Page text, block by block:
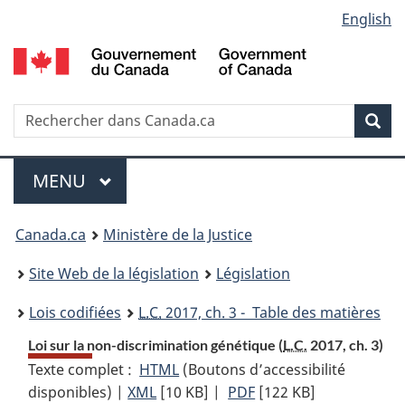
au
contenu
propos
de
la
HTML
simplifiée
selection
English
Recherche
Menu
MENU PRINCIPAL
You
are
here:
Canada.ca
Ministère de la Justice
Site Web de la législation
Législation
Lois codifiées
L.C. 2017, ch. 3 - Table des matières
Loi sur la non-discrimination génétique (L.C. 2017, ch. 3)
Texte complet : HTML Texte
complet
(Boutons d’accessibilité
disponibles) |XML Texte
[10 KB] | PDF Texte
[122 KB]